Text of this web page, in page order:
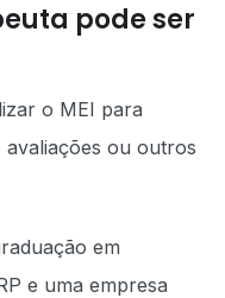
pode ser
o MEI para
ou outros
em
e uma empresa